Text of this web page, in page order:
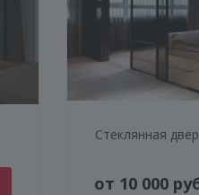
Стеклянная
от 10 000